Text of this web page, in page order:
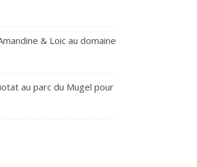
& Loic au domaine
au parc du Mugel pour